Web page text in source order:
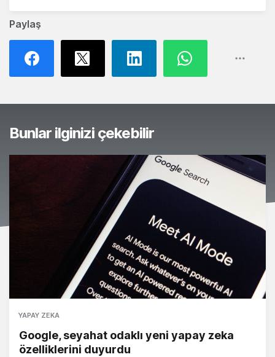
Paylaş
Bunlar ilginizi çekebilir
YAPAY ZEKA
Google, seyahat odaklı yeni yapay zeka
özelliklerini duyurdu